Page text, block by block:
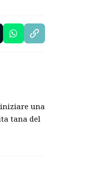
iniziare una
tana del